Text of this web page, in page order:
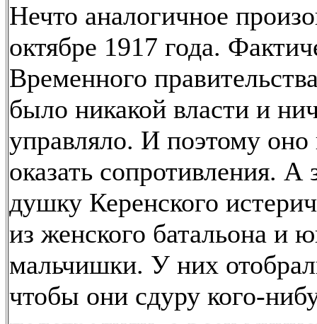
Нечто аналогичное
октябре 1917 года.
Временного
было никакой власти и
управляло. И поэтому оно
оказать сопротивления.
душку Керенского
из женского батальона и
мальчишки. У них
чтобы они сдуру кого-